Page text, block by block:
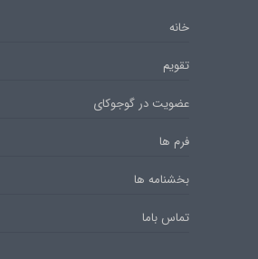
خانه
تقویم
عضویت در گوجوکای
فرم ها
بخشنامه ها
تماس باما